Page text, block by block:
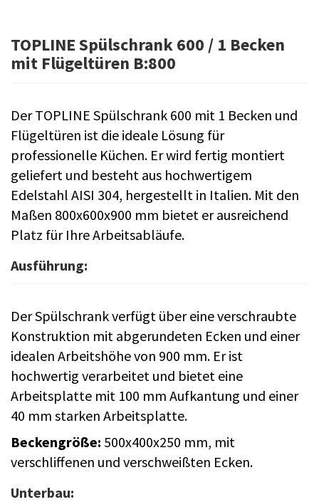
TOPLINE Spülschrank 600 / 1 Becken
mit Flügeltüren B:800
Der TOPLINE Spülschrank 600 mit 1 Becken und
Flügeltüren ist die ideale Lösung für
professionelle Küchen. Er wird fertig montiert
geliefert und besteht aus hochwertigem
Edelstahl AISI 304, hergestellt in Italien. Mit den
Maßen 800x600x900 mm bietet er ausreichend
Platz für Ihre Arbeitsabläufe.
Ausführung:
Der Spülschrank verfügt über eine verschraubte
Konstruktion mit abgerundeten Ecken und einer
idealen Arbeitshöhe von 900 mm. Er ist
hochwertig verarbeitet und bietet eine
Arbeitsplatte mit 100 mm Aufkantung und einer
40 mm starken Arbeitsplatte.
Beckengröße: 500x400x250 mm, mit
verschliffenen und verschweißten Ecken.
Unterbau: